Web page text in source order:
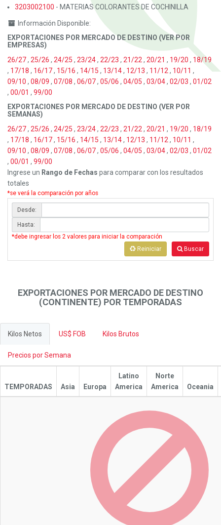
3203002100 - MATERIAS COLORANTES DE COCHINILLA
Información Disponible:
EXPORTACIONES POR MERCADO DE DESTINO (VER POR
EMPRESAS)
26/27, 25/26 , 24/25 , 23/24, 22/23 , 21/22 , 20/21 , 19/20 , 18/19
, 17/18 , 16/17, 15/16 , 14/15 , 13/14, 12/13 , 11/12 , 10/11 ,
09/10 , 08/09 , 07/08 , 06/07, 05/06 , 04/05 , 03/04, 02/03 , 01/02
, 00/01 , 99/00
EXPORTACIONES POR MERCADO DE DESTINO (VER POR
SEMANAS)
26/27, 25/26 , 24/25 , 23/24, 22/23 , 21/22 , 20/21 , 19/20 , 18/19
, 17/18 , 16/17, 15/16 , 14/15 , 13/14, 12/13 , 11/12 , 10/11 ,
09/10 , 08/09 , 07/08 , 06/07, 05/06 , 04/05 , 03/04, 02/03 , 01/02
, 00/01 , 99/00
Ingrese un Rango de Fechas para comparar con los resultados
totales
*se verá la comparación por años
Desde:
Hasta:
*debe ingresar los 2 valores para iniciar la comparación
Buscar
Reiniciar
EXPORTACIONES POR MERCADO DE DESTINO
(CONTINENTE) POR TEMPORADAS
Kilos Netos US$ FOB Kilos Brutos
Precios por Semana
TEMPORADAS Asia Europa
Latino
America
Norte
America
Oceania